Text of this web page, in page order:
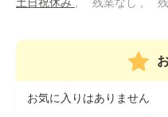
お気に入りはありません